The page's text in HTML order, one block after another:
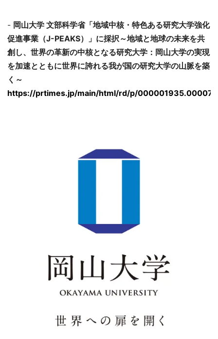
- 岡山大学 文部科学省「地域中核・特色ある研究大学強化
促進事業（J-PEAKS）」に採択～地域と地球の未来を共
創し、世界の革新の中核となる研究大学：岡山大学の実現
を加速とともに世界に誇れる我が国の研究大学の山脈を築
く～
https://prtimes.jp/main/html/rd/p/